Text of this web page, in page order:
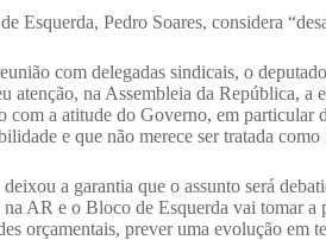
Esquerda, Pedro Soares, considera
com delegadas sindicais, o
atenção, na Assembleia da República,
com a atitude do Governo, em particular
e que não merece ser tratada como
a garantia que o assunto será
AR e o Bloco de Esquerda vai tomar
orçamentais, prever uma evolução em